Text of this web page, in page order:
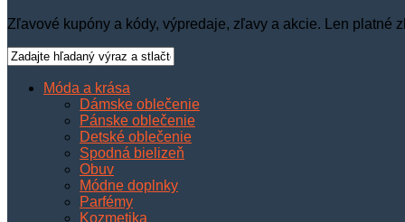
Zľavové kupóny a kódy, výpredaje, zľavy a akcie. Len platné
Móda a krása
Dámske oblečenie
Pánske oblečenie
Detské oblečenie
Spodná bielizeň
Obuv
Módne doplnky
Parfémy
Kozmetika